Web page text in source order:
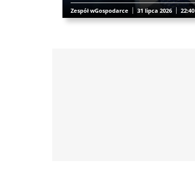
Zespół wGospodarce 31 lipca 2026 22:40